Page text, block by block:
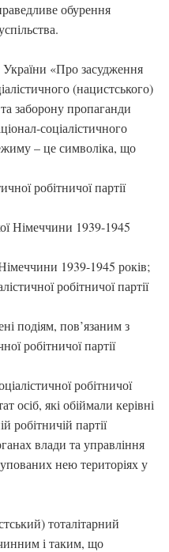
обурення
«Про засудження
(нацистського)
заборону пропаганди
соціалістичного
– це символіка, що
робітничої партії
Німеччини 1939-1945
1939-1945 років;
робітничої партії
подіям, пов’язаним з
робітничої партії
робітничої
які обіймали керівні
робітничій партії
влади та управління
нею територіях у
тоталітарний
і таким, що